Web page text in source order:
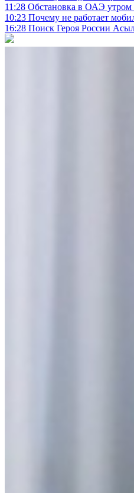
11:28 Обстановка в ОАЭ утром
10:23 Почему не работает
16:28 Поиск Героя России